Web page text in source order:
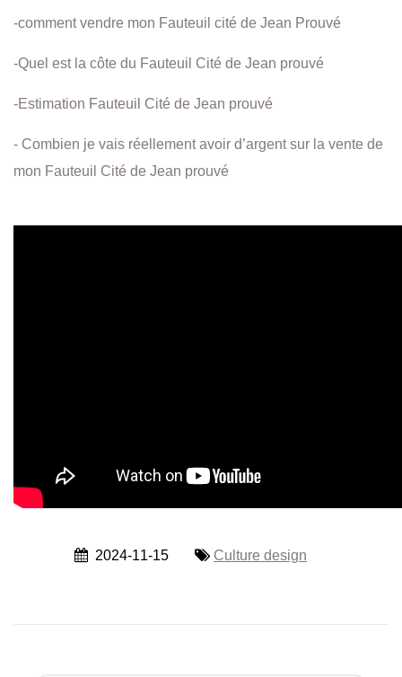
-comment vendre mon Fauteuil cité de Jean Prouvé
-Quel est la côte du Fauteuil Cité de Jean prouvé
-Estimation Fauteuil Cité de Jean prouvé
- Combien je vais réellement avoir d’argent sur la vente de
mon Fauteuil Cité de Jean prouvé
2024-11-15 Culture design